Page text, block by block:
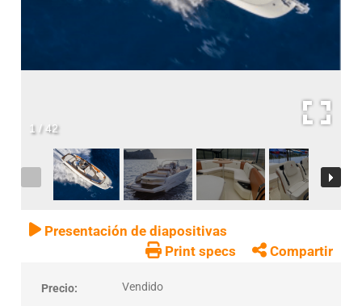
1 /42
Presentación de diapositivas
Print specs
Compartir
Precio: Vendido